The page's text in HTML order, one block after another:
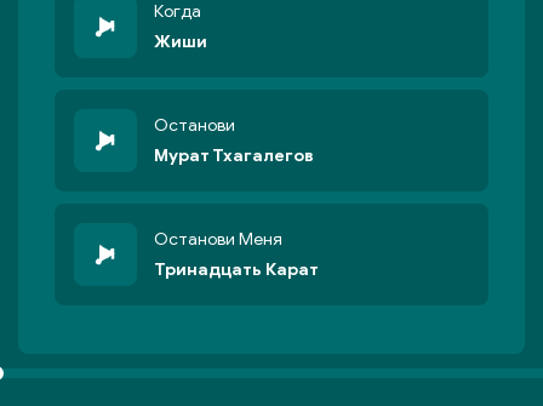
Когда
Жиши
Останови
Мурат Тхагалегов
Останови Меня
Тринадцать Карат